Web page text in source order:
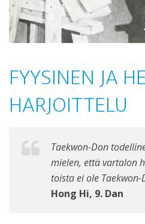
FYYSINEN JA
HARJOITTELU
Taekwon-Don
mielen, että vartalon
toista ei ole Taekwon-
Hong Hi, 9. Dan